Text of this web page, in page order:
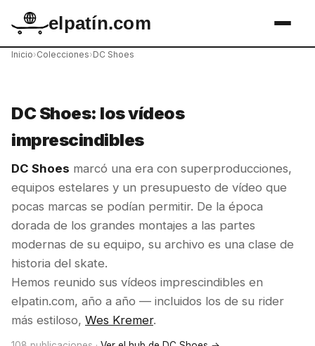
elpatín.com
Inicio›Colecciones›DC Shoes
DC Shoes: los vídeos
imprescindibles
DC Shoes marcó una era con superproducciones,
equipos estelares y un presupuesto de vídeo que
pocas marcas se podían permitir. De la época
dorada de los grandes montajes a las partes
modernas de su equipo, su archivo es una clase de
historia del skate.
Hemos reunido sus vídeos imprescindibles en
elpatin.com, año a año — incluidos los de su rider
más estiloso, Wes Kremer.